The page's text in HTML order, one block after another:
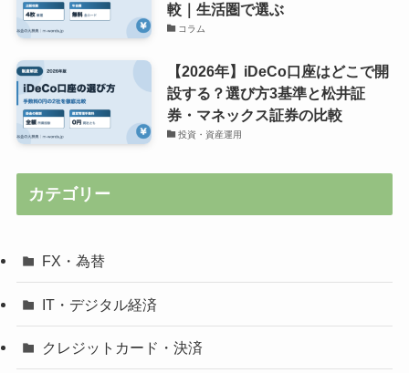
較｜生活圏で選ぶ
コラム
【2026年】iDeCo口座はどこで開
設する？選び方3基準と松井証
券・マネックス証券の比較
投資・資産運用
カテゴリー
FX・為替
IT・デジタル経済
クレジットカード・決済